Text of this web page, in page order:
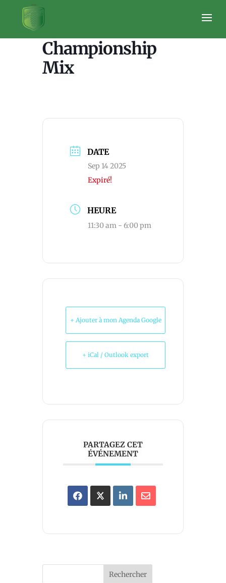
Mixte Club
Championship
Mix
DATE
Sep 14 2025
Expiré!
HEURE
11:30 am - 6:00 pm
+ Ajouter à mon Agenda Google
+ iCal / Outlook export
PARTAGEZ CET
ÉVÉNEMENT
Rechercher